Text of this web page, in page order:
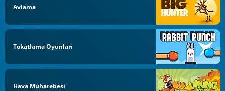
Avlama
Tokatlama Oyunları
Hava Muharebesi